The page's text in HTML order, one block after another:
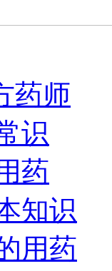
药师
识
药
知识
用药